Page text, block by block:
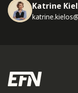
Katrine